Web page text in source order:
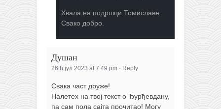
Хвала на подршци Томиславе.
Свако добро.
Душан
26th јул 2023 at 7:49 pm · Reply
Свака част друже!
Налетех на твој текст о Ђурђевдану,
па сам пола сајта прочитао! Могу